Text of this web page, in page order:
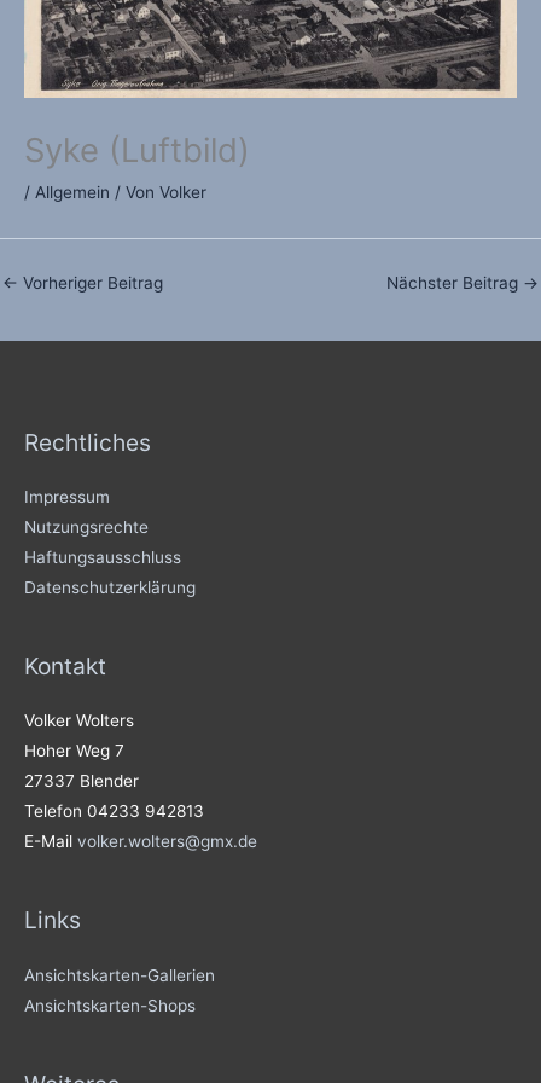
Syke (Luftbild)
/ Allgemein / Von Volker
← Vorheriger Beitrag Nächster Beitrag →
Rechtliches
Impressum
Nutzungsrechte
Haftungsausschluss
Datenschutzerklärung
Kontakt
Volker Wolters
Hoher Weg 7
27337 Blender
Telefon 04233 942813
E-Mail volker.wolters@gmx.de
Links
Ansichtskarten-Gallerien
Ansichtskarten-Shops